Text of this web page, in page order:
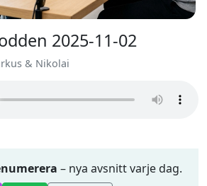
2025-11-02
& Nikolai
– nya avsnitt varje dag.